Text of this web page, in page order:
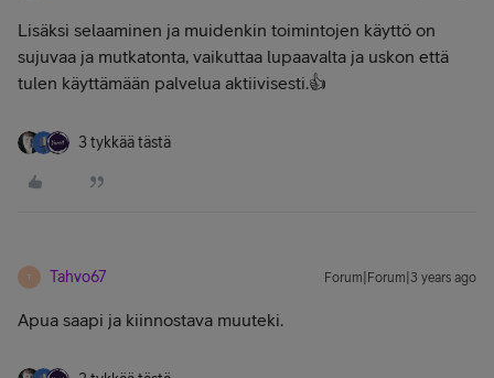
Lisäksi selaaminen ja muidenkin toimintojen käyttö on
sujuvaa ja mutkatonta, vaikuttaa lupaavalta ja uskon että
tulen käyttämään palvelua aktiivisesti.👍
3 tykkää tästä
T Tahvo67 Forum|Forum|3 years ago
Apua saapi ja kiinnostava muuteki.